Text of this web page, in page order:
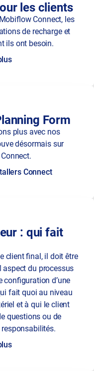
les clients
Connect, les
de recharge et
ils ont besoin.
Form
plus avec nos
désormais sur
Connect
: qui fait
client final, il doit être
aspect du processus
configuration d’une
fait quoi au niveau
et à qui le client
questions ou de